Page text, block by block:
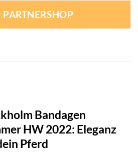
Bandagen
HW 2022: Eleganz
Pferd